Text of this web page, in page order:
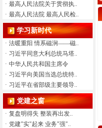
2026年7月29日
为进一步规范执行案款收
发、管理，完善执行案款管理工
作，维护当事人合法权益，防患
廉政风险，现将新安县人民法院
拟向案外人发放案件案款的公示
如下： 特
满后如无当事人提出异议，则以
上款项将向案外人发放，监督电
话：0379-63159551。
· 最高人民法院关于贯彻执..
· 最高人民法院 最高人民检..
学习新时代
· 法暖重阳 情系磁涧——磁..
· 习近平同意大利总统马塔..
· 中华人民共和国主席令
· 习近平向美国当选总统特..
· 习近平在省部级主要领导..
党建之窗
· 复盘明得失 整装再出发..
· 党建"实"起来 业务"强"..